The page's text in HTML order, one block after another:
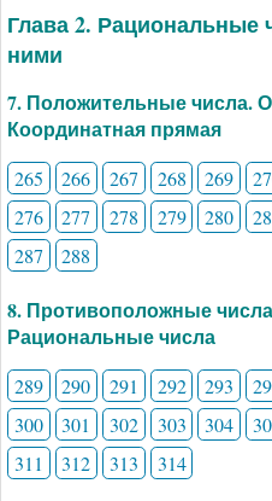
Глава 2. Рациональные
ними
7. Положительные числа.
Координатная прямая
265 266 267 268 269
276
277 278 279 280
287
288
8. Противоположные
Рациональные числа
289 290 291 292 293
300
301 302 303 304
311
312 313 314